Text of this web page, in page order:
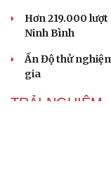
Hơn 219.000
Ninh Bình
Ấn Độ thử
gia
TRẢI NGHIỆM